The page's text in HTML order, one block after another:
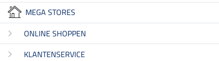
MEGA STORES
ONLINE SHOPPEN
KLANTENSERVICE